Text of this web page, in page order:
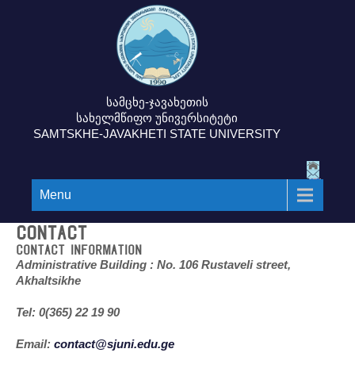
სამცხე-ჯავახეთის
სახელმწიფო უნივერსიტეტი
SAMTSKHE-JAVAKHETI STATE UNIVERSITY
Menu
CONTACT
Contact Information
Administrative Building : No. 106 Rustaveli street,
Akhaltsikhe
Tel: 0(365) 22 19 90
Email: contact@sjuni.edu.ge